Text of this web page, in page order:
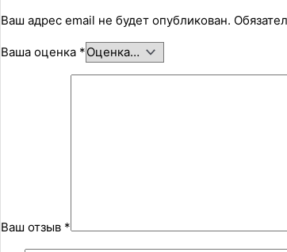
Ваш адрес email не будет опубликован.
Ваша оценка *
Ваш отзыв *